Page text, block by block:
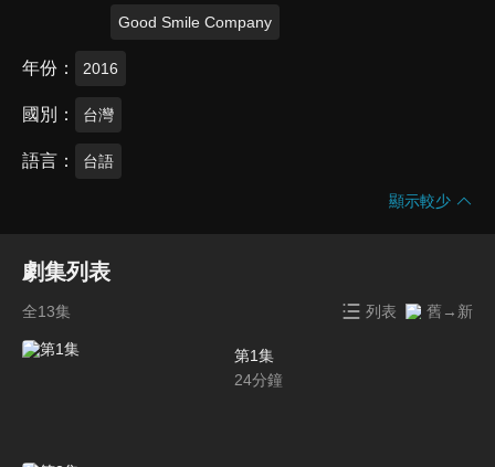
Good Smile Company
年份 2016
國別 台灣
語言 台語
顯示較少
劇集列表
全13集 列表 舊→新
第1集
24分鐘